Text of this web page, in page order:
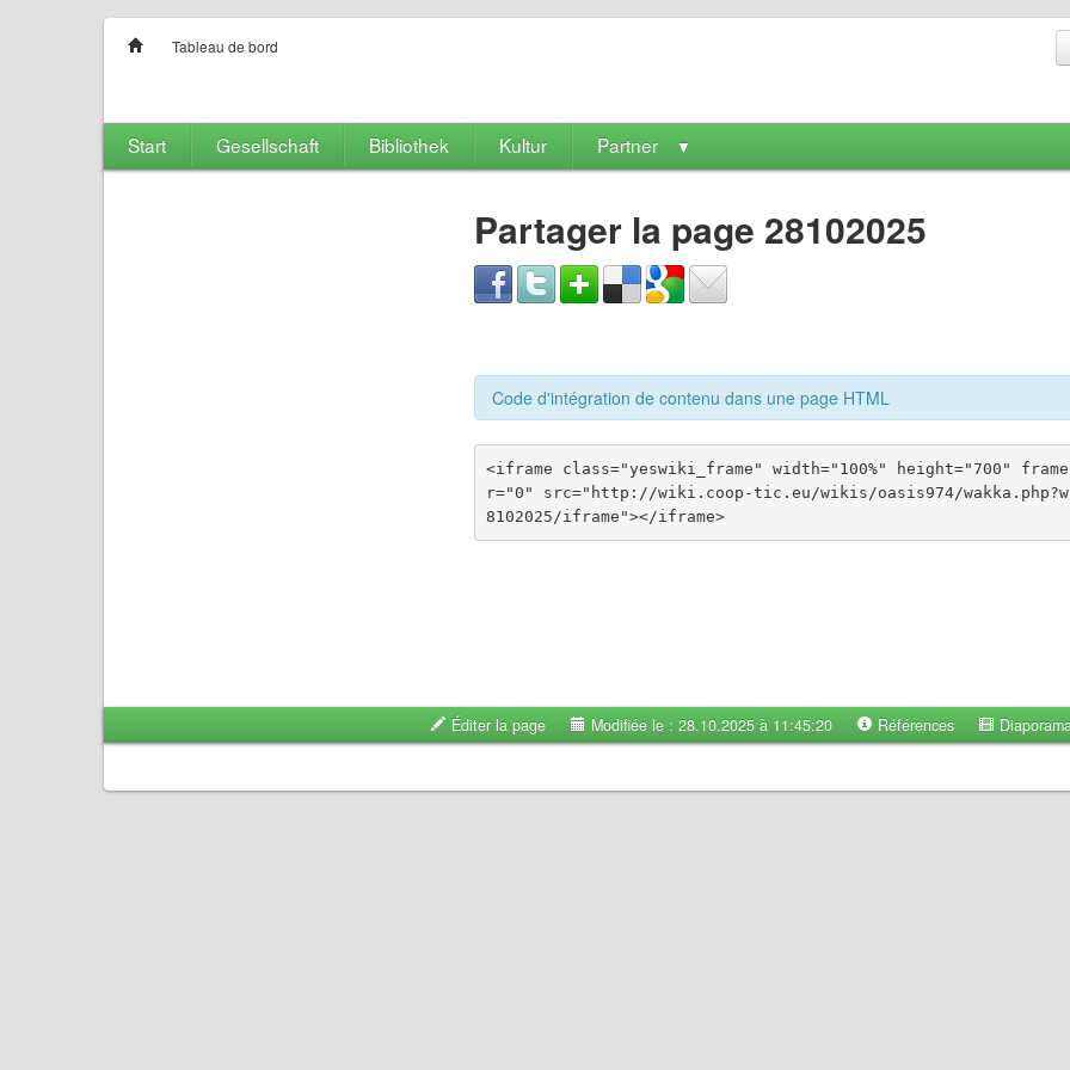
Tableau de bord
Start Gesellschaft Bibliothek Kultur Partner ▼
Partager la page 28102025
Code d'intégration de contenu dans une page HTML
<iframe class="yeswiki_frame" width="100%" height="700"
r="0" src="http://wiki.coop-tic.eu/wikis/oasis974/
Éditer la page Modifiée le : 28.10.2025 à 11:45:20 Références